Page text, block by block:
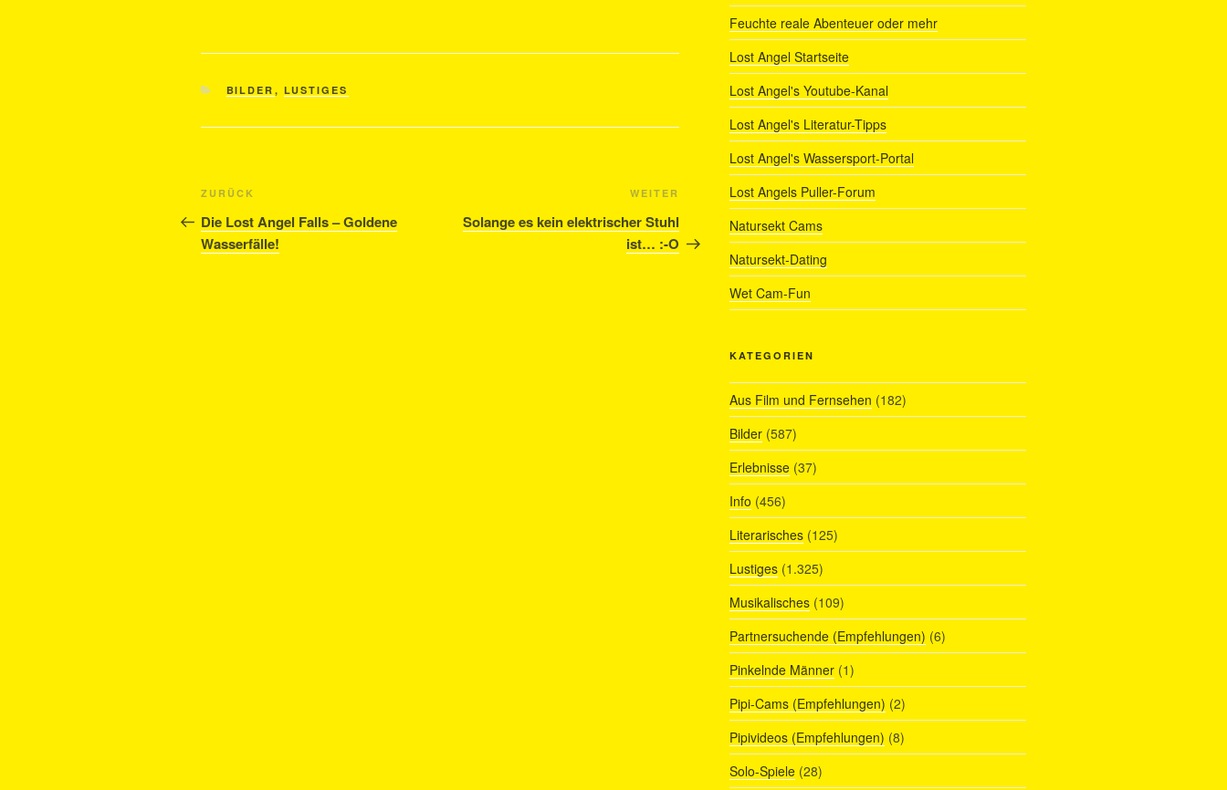
KATEGORIEN
BILDER , LUSTIGES
Beitragsnavigation
Vorheriger
Beitrag
ZURÜCK
Die Lost Angel Falls – Goldene
Wasserfälle!
Nächster
WEITER
Solange es kein elektrischer Stuhl
ist… :-O
Feuchte reale Abenteuer oder mehr
Lost Angel Startseite
Lost Angel's Youtube-Kanal
Lost Angel's Literatur-Tipps
Lost Angel's Wassersport-Portal
Lost Angels Puller-Forum
Natursekt Cams
Natursekt-Dating
Wet Cam-Fun
KATEGORIEN
Aus Film und Fernsehen (182)
Bilder(587)
Erlebnisse(37)
Info (456)
Literarisches(125)
Lustiges(1.325)
Musikalisches(109)
Partnersuchende (Empfehlungen) (6)
Pinkelnde Männer(1)
Pipi-Cams (Empfehlungen) (2)
Pipivideos (Empfehlungen) (8)
Solo-Spiele(28)